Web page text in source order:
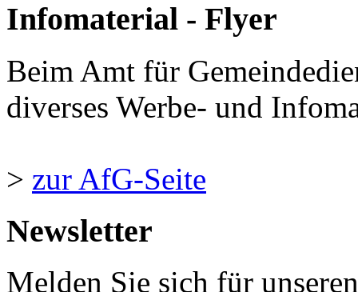
Infomaterial - Flyer
Beim Amt für
diverses Werbe- und
> zur AfG-Seite
Newsletter
Melden Sie sich für